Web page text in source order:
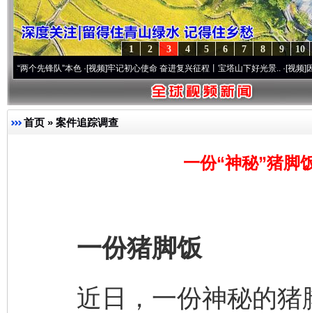
10
9
8
7
6
5
4
3
2
1
锋队”本色·[视频]牢记初心使命 奋进复兴征程丨宝塔山下好光景..·[视频]因党而生
首页 » 案件追踪调查
一份“神秘”猪
一份猪脚饭
近日，一份神秘的猪